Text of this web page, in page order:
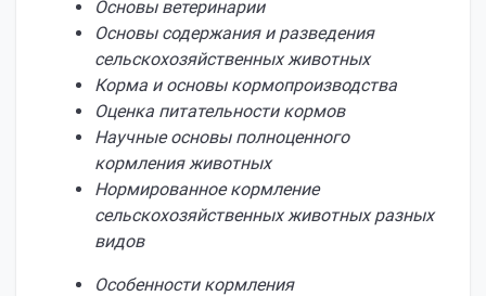
Основы ветеринарии
Основы содержания и разведения
сельскохозяйственных животных
Корма и основы кормопроизводства
Оценка питательности кормов
Научные основы полноценного
кормления животных
Нормированное кормление
сельскохозяйственных животных разных
видов
Особенности кормления